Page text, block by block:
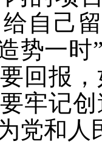
自己
势一
回报
牢记
党和人